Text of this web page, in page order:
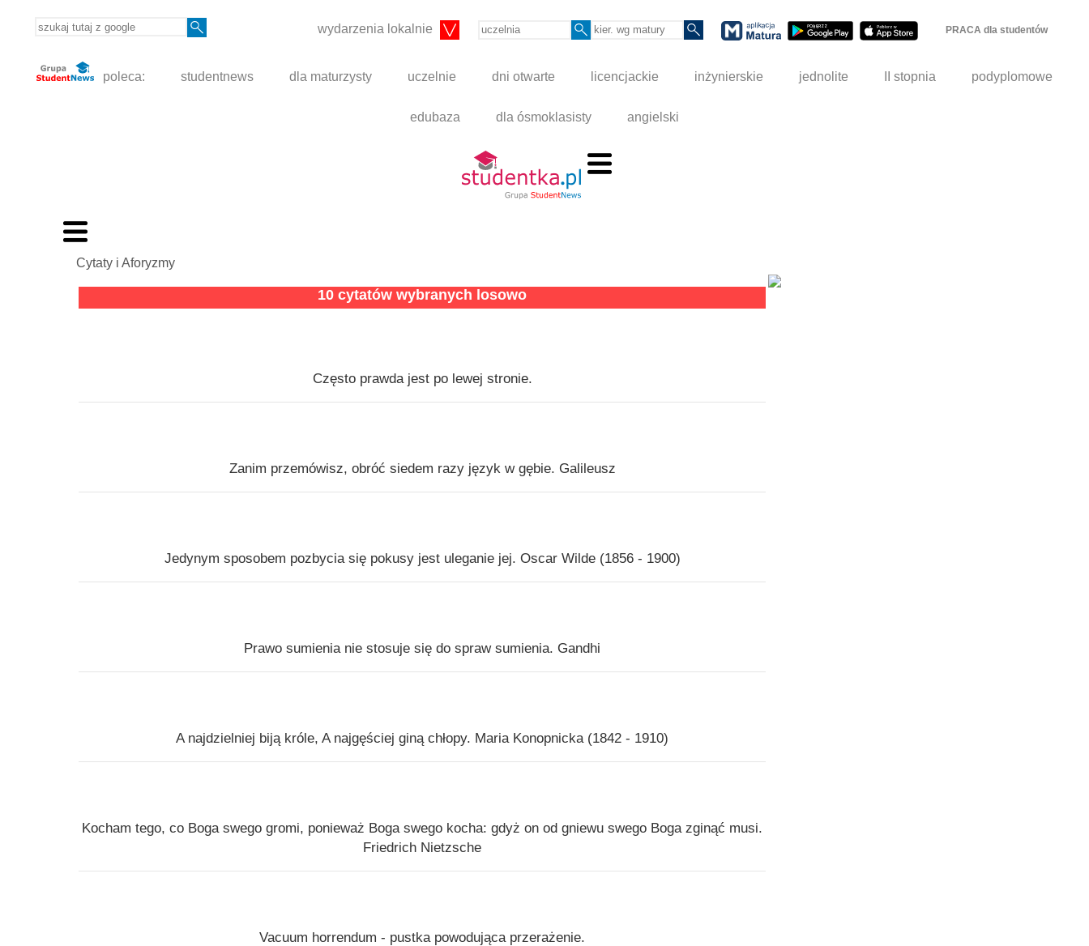
wydarzenia lokalnie PRACA dla studentów
poleca: studentnews dla maturzysty uczelnie dni otwarte licencjackie inżynierskie jednolite II stopnia podyplomowe
edubaza dla ósmoklasisty angielski
Cytaty i Aforyzmy
10 cytatów wybranych losowo
Często prawda jest po lewej stronie.
Zanim przemówisz, obróć siedem razy język w gębie. Galileusz
Jedynym sposobem pozbycia się pokusy jest uleganie jej. Oscar Wilde (1856 - 1900)
Prawo sumienia nie stosuje się do spraw sumienia. Gandhi
A najdzielniej biją króle, A najgęściej giną chłopy. Maria Konopnicka (1842 - 1910)
Kocham tego, co Boga swego gromi, ponieważ Boga swego kocha: gdyż on od gniewu swego Boga zginąć musi.
Friedrich Nietzsche
Vacuum horrendum - pustka powodująca przerażenie.